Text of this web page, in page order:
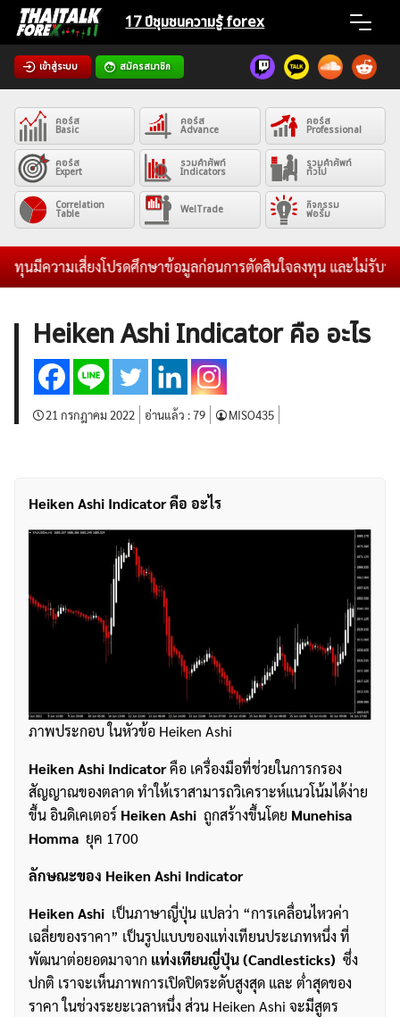
Skip
content
17 ปีชุมชนความรู้ forex
เข้าสู่ระบบ สมัครสมาชิก
Home
News
Articles
VPS Register
ค้นหา
สำหรับ:
คอร์ส
Basic
คอร์ส
Advance
คอร์ส
Professional
คอร์ส
Expert
รวมคำศัพท์
Indicators
รวมคำศัพท์
ทั่วไป
Correlation
Table WelTrade กิจกรรม
ฟอรั่ม
นมีความเสี่ยงโปรดศึกษาข้อมูลก่อนการตัดสินใจลงทุน และไม่รับระ
Heiken Ashi Indicator คือ อะไร
21 กรกฎาคม 2022 อ่านแล้ว :79 MISO435
Heiken Ashi Indicator คือ อะไร
ภาพประกอบ ในหัวข้อ Heiken Ashi
Heiken Ashi Indicatorคือ เครื่องมือที่ช่วยในการกรอง
สัญญาณของตลาด ทำให้เราสามารถวิเคราะห์แนวโน้มได้ง่าย
ขึ้น อินดิเคเตอร์ Heiken Ashi ถูกสร้างขึ้นโดย Munehisa
Homma ยุค 1700
ลักษณะของ Heiken Ashi Indicator
Heiken Ashi เป็นภาษาญี่ปุ่น แปลว่า “การเคลื่อนไหวค่า
เฉลี่ยของราคา” เป็นรูปแบบของแท่งเทียนประเภทหนึ่ง ที่
พัฒนาต่อยอดมาจาก แท่งเทียนญี่ปุ่น(Candlesticks) ซึ่ง
ปกติ เราจะเห็นภาพการเปิดปิดระดับสูงสุด และ ต่ำสุดของ
ราคา ในช่วงระยะเวลาหนึ่ง ส่วน Heiken Ashi จะมีสูตร